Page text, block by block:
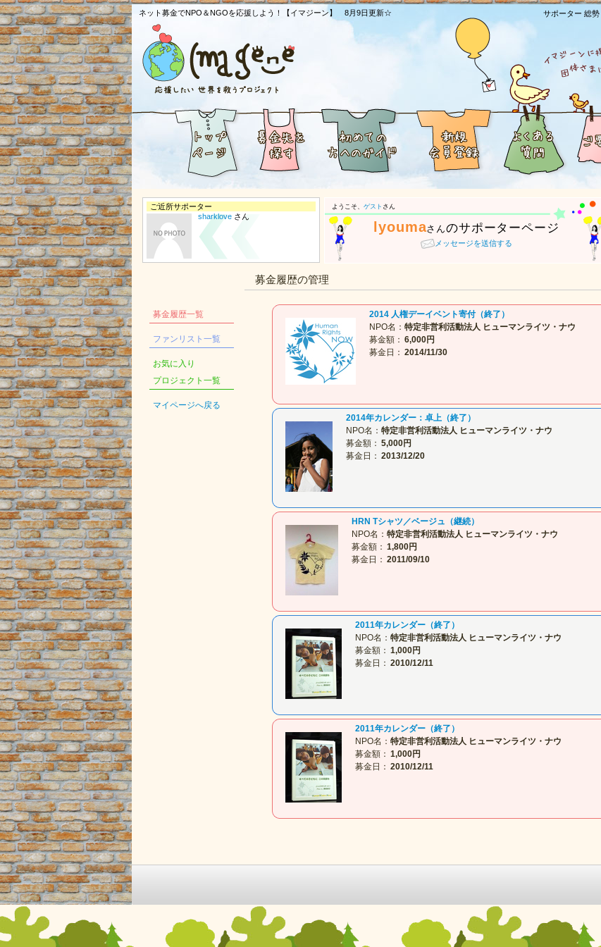
ネット募金でNPO＆NGOを応援しよう！【イマジーン】 8月9日更新☆ サポーター 総勢
ご近所サポーター
sharklove さん
ようこそ、 ゲスト さん
lyoumaさんのサポーターページ
メッセージを送信する
募金履歴一覧
ファンリスト一覧
お気に入り
プロジェクト一覧
マイページへ戻る
募金履歴の管理
2014 人権デーイベント寄付（終了）
NPO名： 特定非営利活動法人 ヒューマンライツ・ナウ
募金額： 6,000円
募金日： 2014/11/30
2014年カレンダー：卓上（終了）
NPO名： 特定非営利活動法人 ヒューマンライツ・ナウ
募金額： 5,000円
募金日： 2013/12/20
HRN Tシャツ／ベージュ（継続）
NPO名： 特定非営利活動法人 ヒューマンライツ・ナウ
募金額： 1,800円
募金日： 2011/09/10
2011年カレンダー（終了）
NPO名： 特定非営利活動法人 ヒューマンライツ・ナウ
募金額： 1,000円
募金日： 2010/12/11
2011年カレンダー（終了）
NPO名： 特定非営利活動法人 ヒューマンライツ・ナウ
募金額： 1,000円
募金日： 2010/12/11